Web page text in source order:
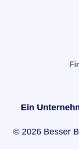
Ein
© 2026 Besser